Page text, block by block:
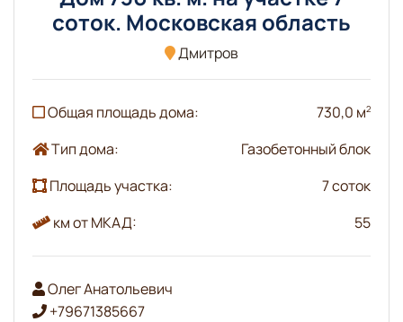
соток. Московская область
Дмитров
Общая площадь дома: 730,0 м2
Тип дома:
Газобетонный блок
Площадь участка:
7 соток
км от МКАД:
55
Олег Анатольевич
+79671385667